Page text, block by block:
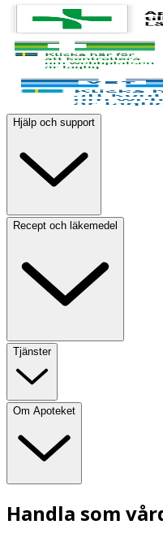
Hjälp och support
Recept och läkemedel
Tjänster
Om Apoteket
Handla som